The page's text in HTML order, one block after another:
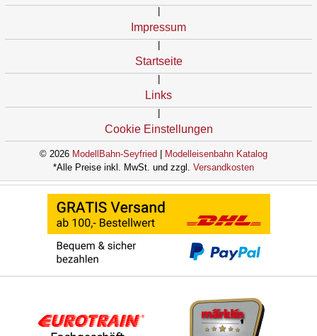
Impressum
Startseite
Links
Cookie Einstellungen
© 2026 ModellBahn-Seyfried
Modelleisenbahn Katalog
*Alle Preise inkl. MwSt. und zzgl. Versandkosten